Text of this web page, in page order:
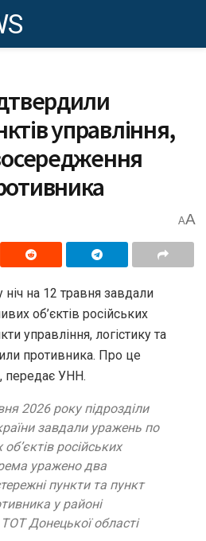
управління,
AA
на 12 травня завдали
об’єктів російських
управління, логістику та
противника. Про це
передає УНН.
2026 року підрозділи
завдали уражень по
російських
уражено два
пункти та пункт
у районі
Донецької області